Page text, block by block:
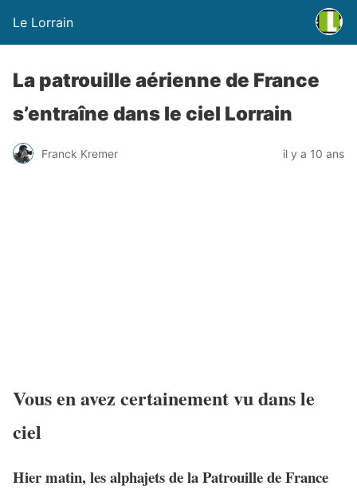
Le Lorrain
La patrouille aérienne de France
s’entraîne dans le ciel Lorrain
Franck Kremer il y a 10 ans
Vous en avez certainement vu dans le
ciel
Hier matin, les alphajets de la Patrouille de France